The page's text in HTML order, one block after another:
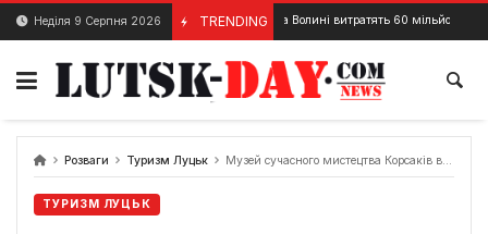
Skip
content
Неділя 9 Серпня 2026 TRENDING
24 Січня, 2024 Для шахти на Волині витратять 60 мільйонів гривень
Розваги Туризм Луцьк Музей сучасного мистецтва Корсаків в місті Луцьк
ТУРИЗМ ЛУЦЬК